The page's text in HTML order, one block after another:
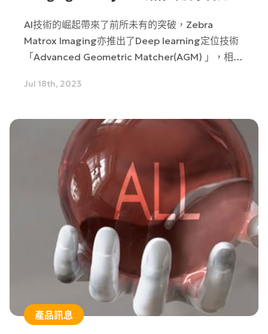
AI技術的崛起帶來了前所未有的突破，Zebra
Matrox Imaging亦推出了Deep learning定位技術
「Advanced Geometric Matcher(AGM) 」，相較
實現更精準的結果，而且AGM能同時訓練多種待測
供demo案例。
Jul 18th, 2023
產品訊息